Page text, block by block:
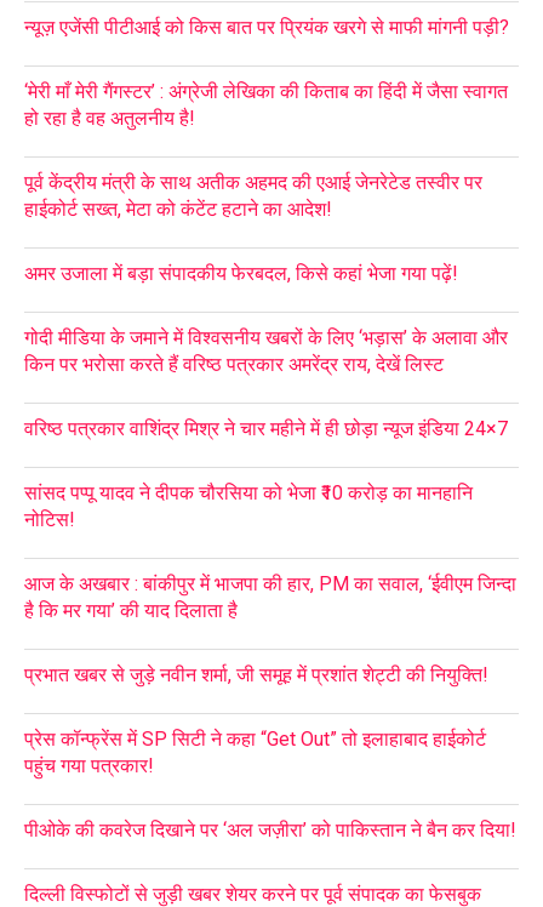
न्यूज़ एजेंसी पीटीआई को किस बात पर प्रियंक खरगे से माफी मांगनी पड़ी?
‘मेरी माँ मेरी गैंगस्टर’ : अंग्रेजी लेखिका की किताब का हिंदी में जैसा स्वागत
हो रहा है वह अतुलनीय है!
पूर्व केंद्रीय मंत्री के साथ अतीक अहमद की एआई जेनरेटेड तस्वीर पर
हाईकोर्ट सख्त, मेटा को कंटेंट हटाने का आदेश!
अमर उजाला में बड़ा संपादकीय फेरबदल, किसे कहां भेजा गया पढ़ें!
गोदी मीडिया के जमाने में विश्वसनीय खबरों के लिए ‘भड़ास’ के अलावा और
किन पर भरोसा करते हैं वरिष्ठ पत्रकार अमरेंद्र राय, देखें लिस्ट
वरिष्ठ पत्रकार वाशिंद्र मिश्र ने चार महीने में ही छोड़ा न्यूज इंडिया 24×7
सांसद पप्पू यादव ने दीपक चौरसिया को भेजा ₹10 करोड़ का मानहानि
नोटिस!
आज के अखबार : बांकीपुर में भाजपा की हार, PM का सवाल, ‘ईवीएम जिन्दा
है कि मर गया’ की याद दिलाता है
प्रभात खबर से जुड़े नवीन शर्मा, जी समूह में प्रशांत शेट्टी की नियुक्ति!
प्रेस कॉन्फ्रेंस में SP सिटी ने कहा “Get Out” तो इलाहाबाद हाईकोर्ट
पहुंच गया पत्रकार!
पीओके की कवरेज दिखाने पर ‘अल जज़ीरा’ को पाकिस्तान ने बैन कर दिया!
दिल्ली विस्फोटों से जुड़ी खबर शेयर करने पर पूर्व संपादक का फेसबुक